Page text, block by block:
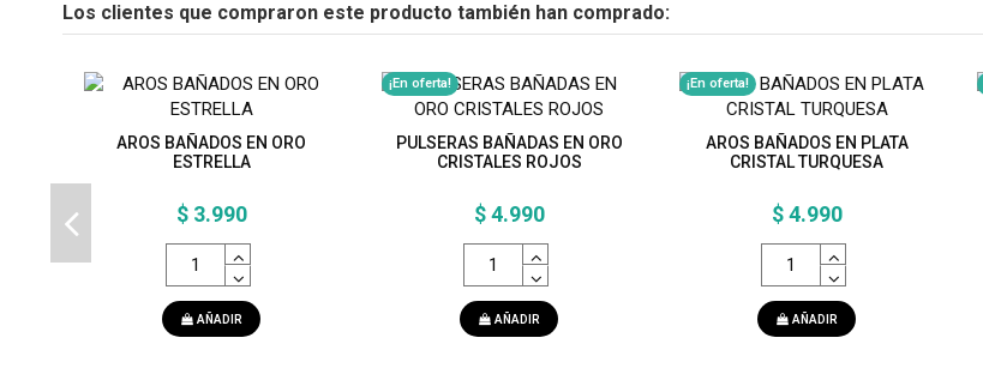
Los clientes que compraron este producto también han comprado:
AROS BAÑADOS EN ORO
ESTRELLA
$ 3.990
AÑADIR
¡En oferta!
PULSERAS BAÑADAS EN ORO
CRISTALES ROJOS
$ 4.990
AÑADIR
¡En oferta!
AROS BAÑADOS EN PLATA
CRISTAL TURQUESA
$ 4.990
AÑADIR